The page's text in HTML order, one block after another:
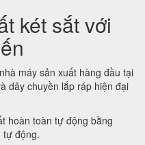
két sắt với
máy sản xuất hàng đầu tại
dây chuyền lắp ráp hiện đại
hoàn toàn tự động bằng
tự động.